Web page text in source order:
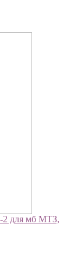
2 для мб МТЗ,